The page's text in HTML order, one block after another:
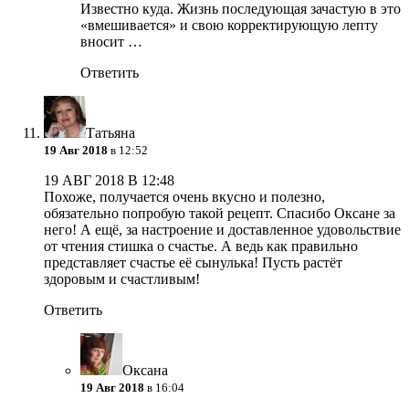
Известно куда. Жизнь последующая зачастую в это
«вмешивается» и свою корректирующую лепту
вносит …
Ответить
Татьяна
19 Авг 2018 в 12:52
19 АВГ 2018 В 12:48
Похоже, получается очень вкусно и полезно,
обязательно попробую такой рецепт. Спасибо Оксане за
него! А ещё, за настроение и доставленное удовольствие
от чтения стишка о счастье. А ведь как правильно
представляет счастье её сынулька! Пусть растёт
здоровым и счастливым!
Ответить
Оксана
19 Авг 2018 в 16:04